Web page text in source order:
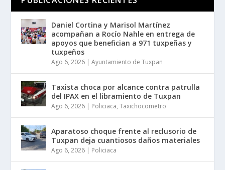
Daniel Cortina y Marisol Martínez
acompañan a Rocío Nahle en entrega de
apoyos que benefician a 971 tuxpeñas y
tuxpeños
Ago 6, 2026 |Ayuntamiento de Tuxpan
Taxista choca por alcance contra patrulla
del IPAX en el libramiento de Tuxpan
Ago 6, 2026 | Policiaca,Taxichocometro
Aparatoso choque frente al reclusorio de
Tuxpan deja cuantiosos daños materiales
Ago 6, 2026 | Policiaca